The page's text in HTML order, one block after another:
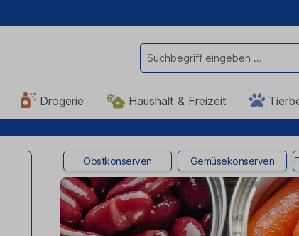
Drogerie Haushalt & Freizeit
Obstkonserven Gemüsekonserven